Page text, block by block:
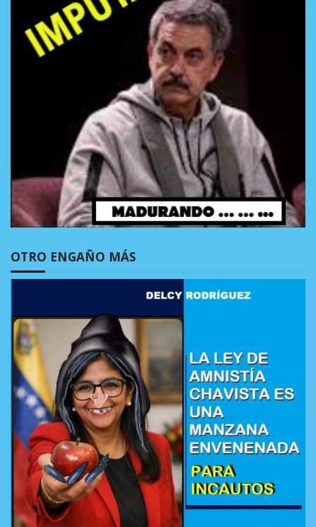
OTRO ENGAÑO MÁS